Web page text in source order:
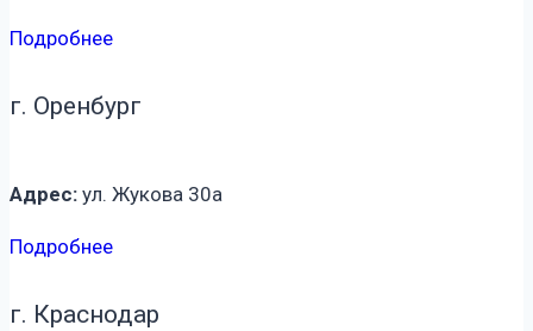
Подробнее
г. Оренбург
Адрес: ул. Жукова 30а
Подробнее
г. Краснодар